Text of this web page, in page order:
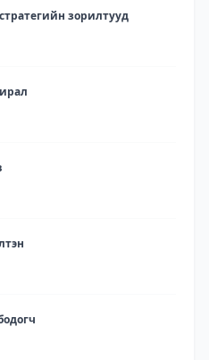
зорилтууд